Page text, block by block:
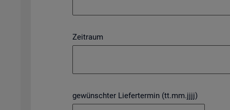
Zeitraum
gewünschter Liefertermin (tt.mm.jjjj)